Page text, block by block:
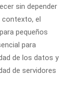
sin depender
contexto, el
pequeños
para
de los datos y
de servidores